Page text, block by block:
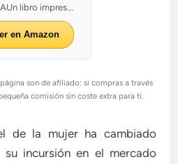
libro impres...
en Amazon
son de afiliado: si compras a través
comisión sin coste extra para ti.
de la mujer ha cambiado
su incursión en el mercado